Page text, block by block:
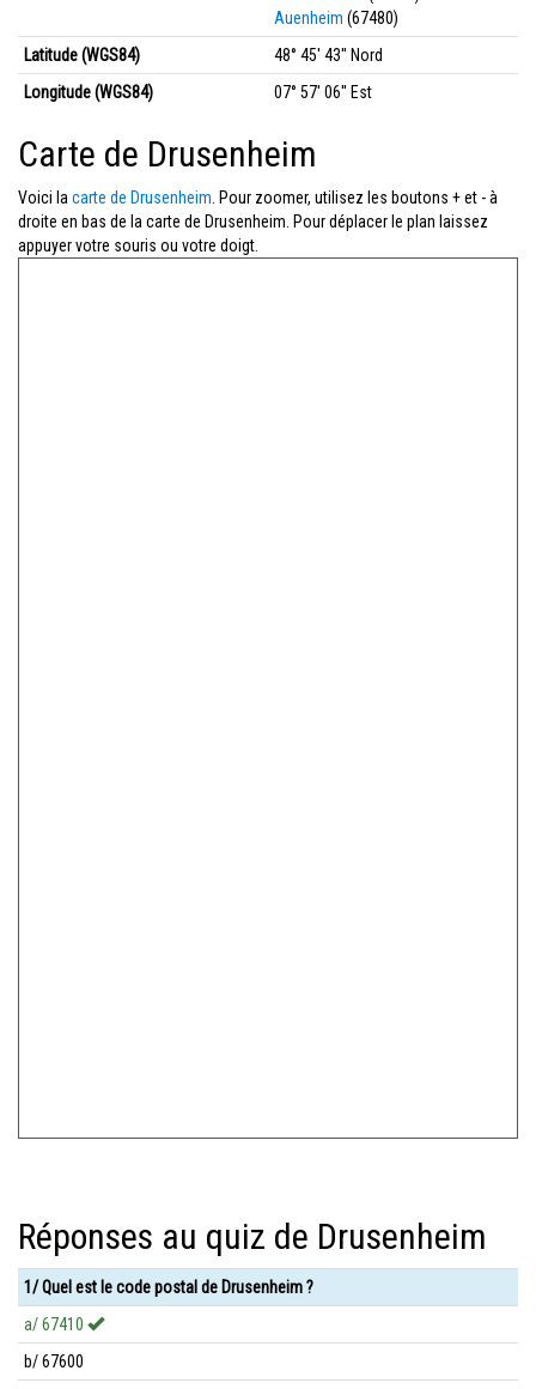
Auenheim (67480)
Latitude (WGS84)
48° 45' 43'' Nord
Longitude (WGS84)
07° 57' 06'' Est
Carte de Drusenheim
Voici la carte de Drusenheim . Pour zoomer, utilisez les boutons + et - à
droite en bas de la carte de Drusenheim. Pour déplacer le plan laissez
appuyer votre souris ou votre doigt.
Réponses au quiz de Drusenheim
1/ Quel est le code postal de Drusenheim ?
a/ 67410
b/ 67600